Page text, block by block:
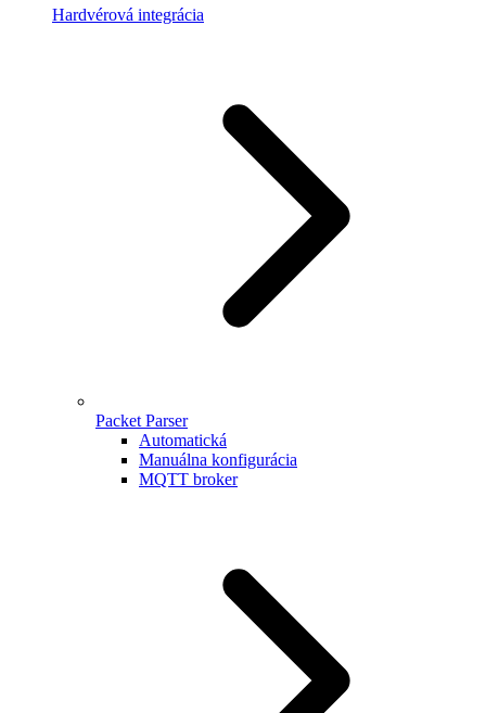
Hardvérová integrácia
Packet Parser
Automatická
Manuálna konfigurácia
MQTT broker